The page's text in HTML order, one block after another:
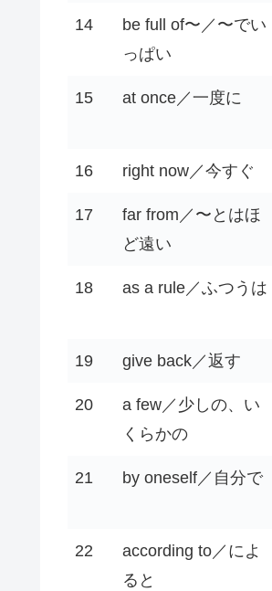
14
be full of〜／〜でい
っぱい
15 at once／一度に
16 right now／今すぐ
17
far from／〜とはほ
ど遠い
18 as a rule／ふつうは
19 give back／返す
20
a few／少しの、い
くらかの
21 by oneself／自分で
22
according to／によ
ると